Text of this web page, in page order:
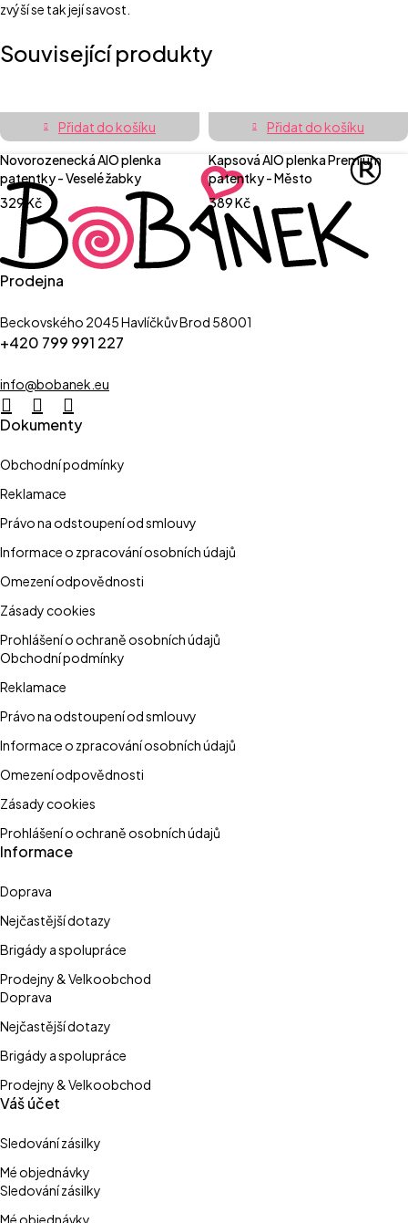
zvýší se tak její savost.
Související produkty
Přidat do košíku
Novorozenecká AIO plenka
patentky - Veselé žabky
329 Kč
Přidat do košíku
Kapsová AIO plenka Premium
patentky - Město
389Kč
Prodejna
Beckovského 2045 Havlíčkův Brod 58001
+420 799 991 227
info@bobanek.eu
Dokumenty
Obchodní podmínky
Reklamace
Právo na odstoupení od smlouvy
Informace o zpracování osobních údajů
Omezení odpovědnosti
Zásady cookies
Prohlášení o ochraně osobních údajů
Obchodní podmínky
Reklamace
Právo na odstoupení od smlouvy
Informace o zpracování osobních údajů
Omezení odpovědnosti
Zásady cookies
Prohlášení o ochraně osobních údajů
Informace
Doprava
Nejčastější dotazy
Brigády a spolupráce
Prodejny & Velkoobchod
Doprava
Nejčastější dotazy
Brigády a spolupráce
Prodejny & Velkoobchod
Váš účet
Sledování zásilky
Mé objednávky
Sledování zásilky
Mé objednávky